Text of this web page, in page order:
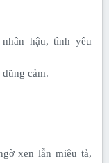
hậu, tình yêu
cảm.
xen lẫn miêu tả,